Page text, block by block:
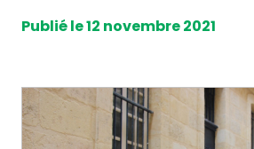
Publié le 12 novembre 2021